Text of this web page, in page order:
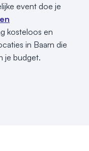
event doe je
kosteloos en
in Baarn die
je budget.